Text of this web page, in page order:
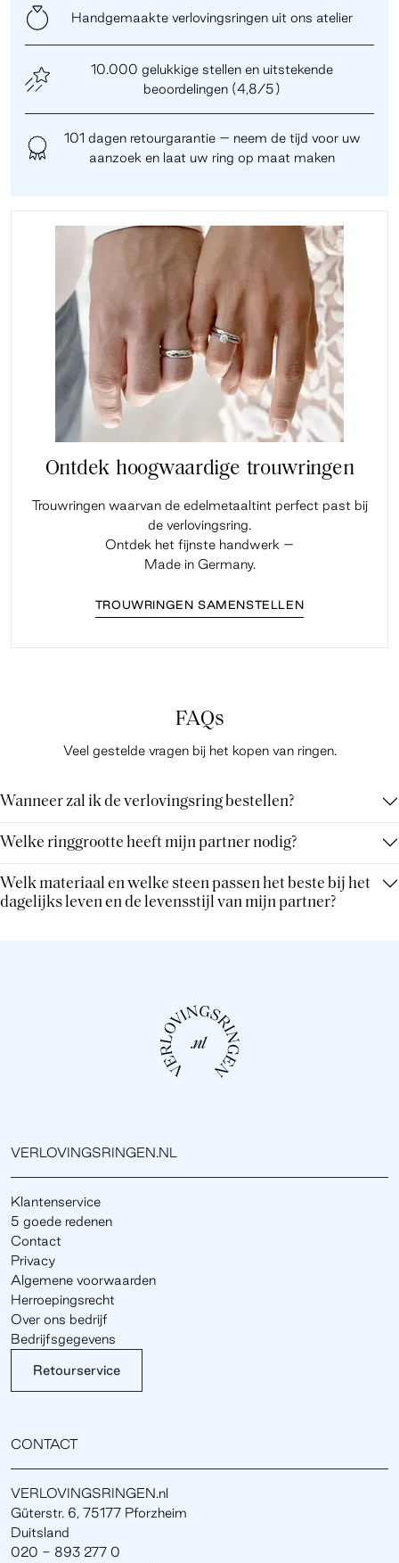
Handgemaakte verlovingsringen uit ons atelier
10.000 gelukkige stellen en uitstekende
beoordelingen (4,8/5)
101 dagen retourgarantie – neem de tijd voor uw
aanzoek en laat uw ring op maat maken
Ontdek hoogwaardige trouwringen
Trouwringen waarvan de edelmetaaltint perfect past bij
de verlovingsring.
Ontdek het fijnste handwerk –
Made in Germany.
TROUWRINGEN SAMENSTELLEN
FAQs
Veel gestelde vragen bij het kopen van ringen.
Wanneer zal ik de verlovingsring bestellen?
Welke ringgrootte heeft mijn partner nodig?
Welk materiaal en welke steen passen het beste bij het
dagelijks leven en de levensstijl van mijn partner?
VERLOVINGSRINGEN.NL
Klantenservice
5 goede redenen
Contact
Privacy
Algemene voorwaarden
Herroepingsrecht
Over ons bedrijf
Bedrijfsgegevens
Retourservice
CONTACT
VERLOVINGSRINGEN.nl
Güterstr. 6, 75177 Pforzheim
Duitsland
020 - 893 277 0